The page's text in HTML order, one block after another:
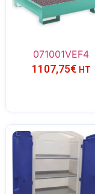
071001VEF4
1107,75€ HT